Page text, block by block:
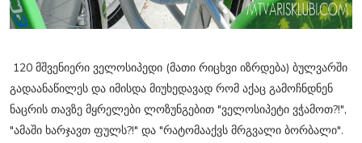
120 მშვენიერი ველოსიპედი (მათი რიცხვი იზრდება) ბულვარში
გადაანაწილეს და იმისდა მიუხედავად რომ აქაც გამოჩნდნენ
ნაცრის თავზე მყრელები ლოზუნგებით "ველოსიპეტი ვჭამოთ?!",
"ამაში ხარჯავთ ფულს?!" და "რატომააქვს მრგვალი ბორბალი".